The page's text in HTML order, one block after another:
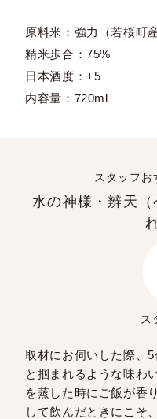
原料米：強力（若桜町産
精米歩合：75%
日本酒度：+5
内容量：720ml
スタッフお
水の神様・辨天
ス
取材にお伺いした際、
と掴まれるような味わ
を蒸した時にご飯が香
して飲んだときにこそ